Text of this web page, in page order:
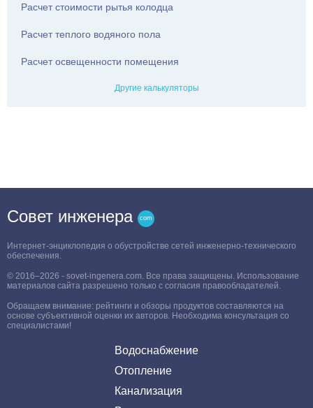
Расчет стоимости рытья колодца
Расчет теплого водяного пола
Расчет освещенности помещения
Другие калькуляторы
Совет инженера
Интернет-энциклопедия о обустройстве сетей инженерно-технического
обеспечения.
© 2016–2026 - sovet-ingenera.com. Все права защищены. Использование
материалов сайта разрешено только с согласия правообладателей.
Обращаем внимание: рейтинги и обзоры продуктов составляются на
основе субъективной оценки их авторов. Необходима консультация со
специалистами!
Водоснабжение
Отопление
Канализация